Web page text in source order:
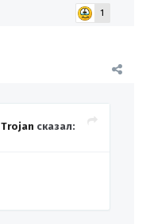
1
Trojan сказал: